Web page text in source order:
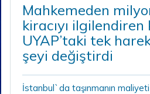
Mahkemeden
kiracıyı ilgilendiren
UYAP’taki tek
şeyi değiştirdi
İstanbul`da taşınmanın